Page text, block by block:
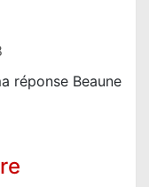
réponse Beaune